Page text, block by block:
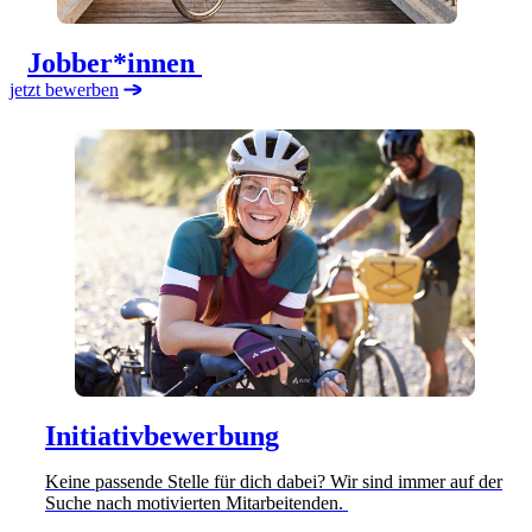
Jobber*innen
jetzt bewerben
Initiativbewerbung
Keine passende Stelle für dich dabei? Wir sind immer auf der
Suche nach motivierten Mitarbeitenden.